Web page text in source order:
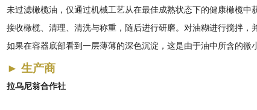
未过滤橄榄油，仅通过机械工艺从在最佳成熟状态下的健康橄榄中
接收橄榄、清理、清洗与称重，随后进行研磨。对油糊进行搅拌
如果在容器底部看到一层薄薄的深色沉淀，这是由于油中所含的微
► 生产商
拉乌尼翁合作社